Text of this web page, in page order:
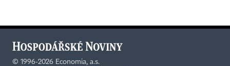
© 1996-2026 Economia, a.s.